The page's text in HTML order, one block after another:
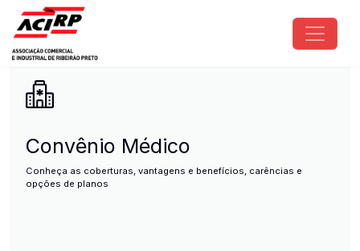
Pular para o conteúdo principal
ACIRP - Associação Comercial
Convênio Médico
Conheça as coberturas, vantagens e benefícios, carências e
opções de planos